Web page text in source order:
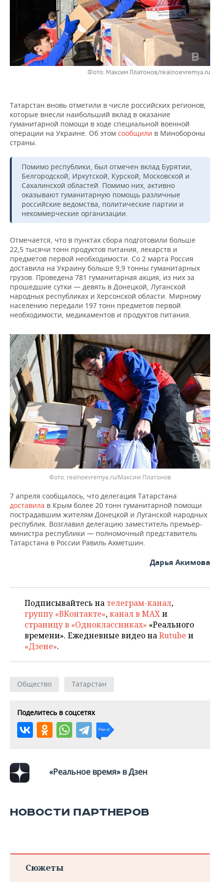
НЕФТЕХИМИЯ
НЕФТЬ
ОПК
РОЗНИЧНАЯ ТОРГОВЛЯ
ТРАНСПОРТ
УСЛУГИ
НОВОСТИ ТЕХНОЛОГИЙ
МЕДИА
МЕРОПРИЯТИЯ
НОВОСТИ МЕРОПРИЯТИЙ
ВЫЕЗДНАЯ РЕДАКЦИЯ
ONLINE-КОНФЕРЕНЦИИ
ОТКРЫТАЯ ЛЕКЦИЯ
СПОРТ
НОВОСТИ СПОРТА
ХОККЕЙ
БАСКЕТБОЛ
КИБЕРСПОРТ
ФИГУРНОЕ КАТАНИЕ
ВОДНЫЕ ВИДЫ СПОРТА
ХОККЕЙ С МЯЧОМ
ОБЩЕСТВО
ВЛАСТЬ
ИНФРАСТРУКТУРА
КУЛЬТУРА
МЕДИЦИНА
ОБРАЗОВАНИЕ
ПРОИСШЕСТВИЯ
СЮЖЕТЫ
СПРАВОЧНИК
СПИСОК КОМПАНИЙ
ПОЛНАЯ ВЕРСИЯ
Фото: Максим Платонов/realnoevremya.ru
Татарстан вновь отметили в числе российских регионов,
которые внесли наибольший вклад в оказание
гуманитарной помощи в ходе специальной военной
операции на Украине. Об этом сообщили в Минобороны
страны.
Помимо республики, был отмечен вклад Бурятии,
Белгородской, Иркутской, Курской, Московской и
Сахалинской областей. Помимо них, активно
оказывают гуманитарную помощь различные
российские ведомства, политические партии и
некоммерческие организации.
Отмечается, что в пунктах сбора подготовили больше
22,5 тысячи тонн продуктов питания, лекарств и
предметов первой необходимости. Со 2 марта Россия
доставила на Украину больше 9,9 тонны гуманитарных
грузов. Проведена 781 гуманитарная акция, из них за
прошедшие сутки — девять в Донецкой, Луганской
народных республиках и Херсонской области. Мирному
населению передали 197 тонн предметов первой
необходимости, медикаментов и продуктов питания.
realnoevremya.ru/Максим Платонов
7 апреля сообщалось, что делегация Татарстана
доставила в Крым более 20 тонн гуманитарной помощи
пострадавшим жителям Донецкой и Луганской народных
республик. Возглавил делегацию заместитель премьер-
министра республики — полномочный представитель
Татарстана в России Равиль Ахметшин.
Дарья Акимова
Подписывайтесь на телеграм-канал,
группу «ВКонтакте»,канал в MAXи
страницу в «Одноклассниках» «Реального
времени». Ежедневные видео наRutube и
«Дзене».
Общество Татарстан
Поделитесь в соцсетях
«Реальное время» в Дзен
НОВОСТИ ПАРТНЕРОВ
Сюжеты